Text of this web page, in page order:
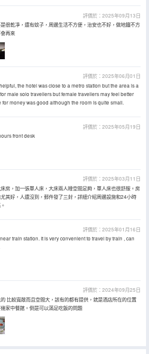
評價於：2025年09月13日
很乾凈，還有蚊子，周邊生活不方便，治安也不好，做地鐵不方
再來
評價於：2025年06月01日
the hotel was close to a metro station but the area is a
male solo travellers but female travellers may feel better
money was good although the room is quite small.
評價於：2025年05月19日
front desk
評價於：2025年03月11日
房，加一張單人床，大床兩人睡空間足夠，單人床也很舒服。房
其好，人還沒到，郵件發了三封，詳細介紹周邊設施和24小時
評價於：2025年01月16日
train station. It is very convenient to travel by train , can
評價於：2024年09月25日
比較寬敞而且空間大，該有的都有提供，就是酒店所在的位置
家中餐館。倒是可以滿足吃飯的問題